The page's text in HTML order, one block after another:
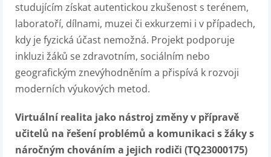
studujícím získat autentickou zkušenost s terénem,
laboratoří, dílnami, muzei či exkurzemi i v případech,
kdy je fyzická účast nemožná. Projekt podporuje
inkluzi žáků se zdravotním, sociálním nebo
geografickým znevýhodněním a přispívá k rozvoji
moderních výukových metod.
Virtuální realita jako nástroj změny v přípravě
učitelů na řešení problémů a komunikaci s žáky s
náročným chováním a jejich rodiči (TQ23000175)